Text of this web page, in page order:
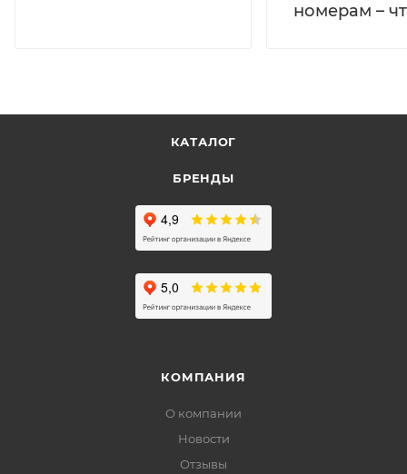
номерам –
КАТАЛОГ
БРЕНДЫ
КОМПАНИЯ
О компании
Новости
Отзывы